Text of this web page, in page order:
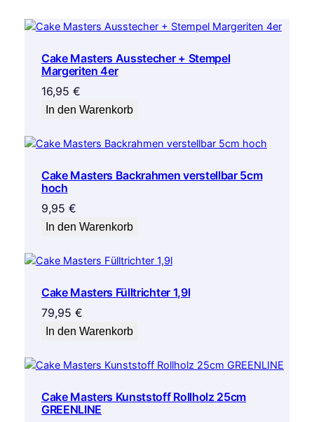
Cake Masters Ausstecher + Stempel
Margeriten 4er
16,95 €
In den Warenkorb
Cake Masters Backrahmen verstellbar 5cm
hoch
9,95 €
In den Warenkorb
Cake Masters Fülltrichter 1,9l
79,95 €
In den Warenkorb
Cake Masters Kunststoff Rollholz 25cm
GREENLINE